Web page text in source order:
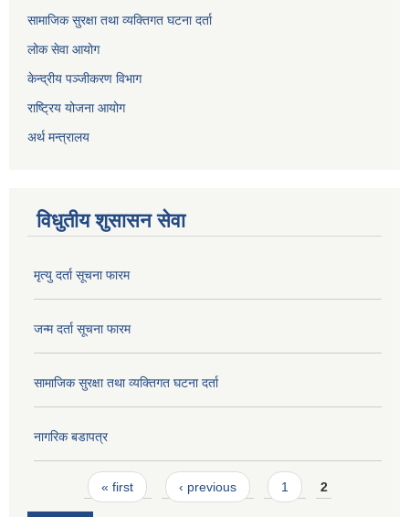
सामाजिक सुरक्षा तथा व्यक्तिगत घटना दर्ता
लोक सेवा आयोग
केन्द्रीय पञ्जीकरण विभाग
राष्ट्रिय योजना आयोग
अर्थ मन्त्रालय
विधुतीय शुसासन सेवा
मृत्यु दर्ता सूचना फारम
जन्म दर्ता सूचना फारम
सामाजिक सुरक्षा तथा व्यक्तिगत घटना दर्ता
नागरिक बडापत्र
Pages« first ‹ previous 1 2